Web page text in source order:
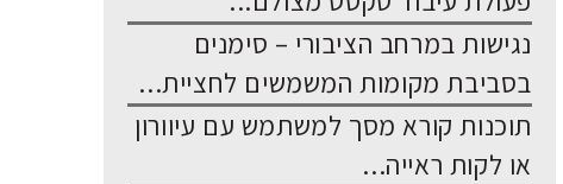
נגישות במרחב הציבורי – סימנים
בסביבת מקומות המשמשים לחציית...
תוכנות קורא מסך למשתמש עם עיוורון
או לקות ראייה...